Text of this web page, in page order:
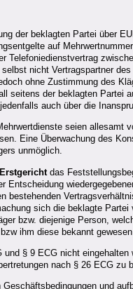
der beklagten Partei über
auf
Telefoniedienstvertrag
nicht Vertragspartner
ohne Zustimmung des
seitens der beklagten
auch über die
seien allesamt
Eine Überwachung des
unmöglich.
das
Entscheidung
bestehenden
sich die beklagte
bzw. diejenige Person,
ihm diese bekannt
§ 9 ECG nicht
nach § 26 ECG
und